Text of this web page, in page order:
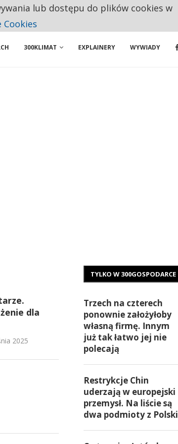
300KLIMAT EXPLAINERY WYWIADY
dla
2025
TYLKO W 300GOSPODARCE
Trzech na czterech
ponownie założyłoby
własną firmę. Innym
już tak łatwo jej nie
polecają
Restrykcje Chin
uderzają w europejski
przemysł. Na liście są
dwa podmioty z Polski
lub dostępu do plików cookies w
Cookies